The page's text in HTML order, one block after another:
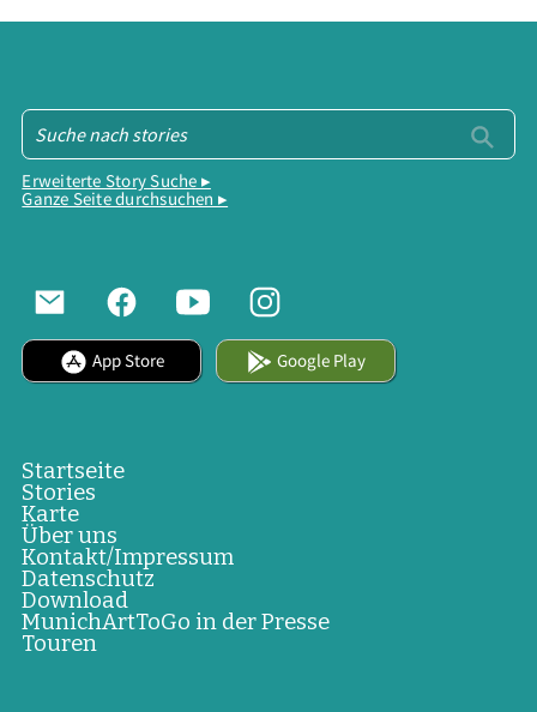
Erweiterte Story Suche ▸
Ganze Seite durchsuchen ▸
App Store Google Play
Startseite
Stories
Karte
Über uns
Kontakt/Impressum
Datenschutz
Download
MunichArtToGo in der Presse
Touren